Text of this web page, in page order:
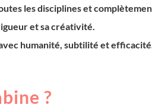
les disciplines et
et sa créativité.
humanité, subtilité et efficacité.
?